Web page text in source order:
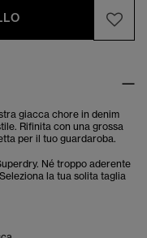
giacca chore in denim
Rifinita con una grossa
per il tuo guardaroba.
Né troppo aderente
la tua solita taglia